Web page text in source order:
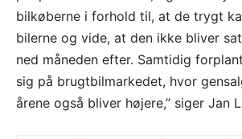
bilkøberne i forhold til, at de trygt
bilerne og vide, at den ikke bliver
ned måneden efter. Samtidig
sig på brugtbilmarkedet, hvor
årene også bliver højere,” siger Jan